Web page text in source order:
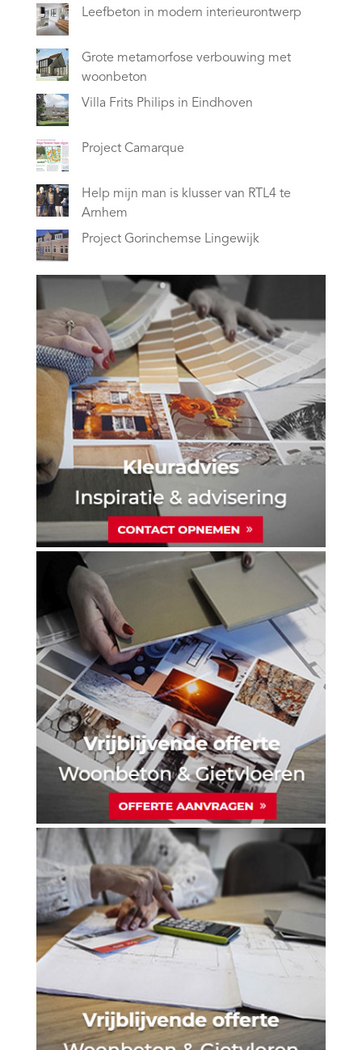
Leefbeton in modern interieurontwerp
Grote metamorfose verbouwing met
woonbeton
Villa Frits Philips in Eindhoven
Project Camarque
Help mijn man is klusser van RTL4 te
Arnhem
Project Gorinchemse Lingewijk